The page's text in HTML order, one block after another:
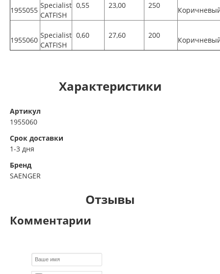
1955055
Specialist
CATFISH
0,55 23,00 250
1955060
Specialist
CATFISH
0,60 27,60 200
Характеристики
Артикул
1955060
Срок доставки
1-3 дня
Бренд
SAENGER
Отзывы
Комментарии